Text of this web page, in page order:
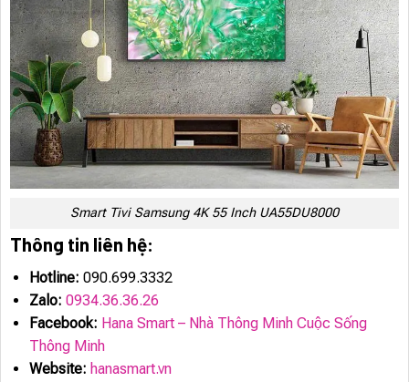
Smart Tivi Samsung 4K 55 Inch UA55DU8000
Thông tin liên hệ:
Hotline: 090.699.3332
Zalo: 0934.36.36.26
Facebook: Hana Smart – Nhà Thông Minh Cuộc Sống
Thông Minh
Website: hanasmart.vn